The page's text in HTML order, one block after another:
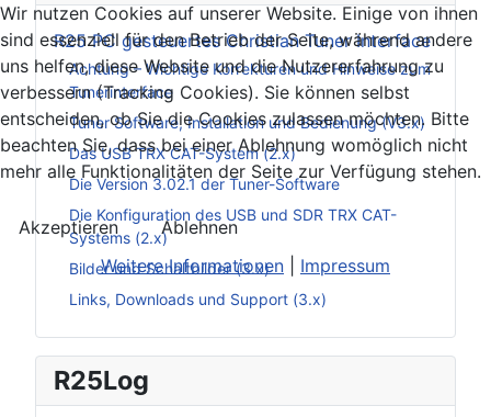
R25 PC gesteuertes Christian Tuner Interface
Achtung – Wichtige Korrekturen und Hinweise zum
Tunerinterface
Tuner Software, Installation und Bedienung (V3.x)
Das USB TRX CAT-System (2.x)
Die Version 3.02.1 der Tuner-Software
Die Konfiguration des USB und SDR TRX CAT-
Systems (2.x)
Bilder und Schaltbilder (3.x)
Links, Downloads und Support (3.x)
R25Log
Wir nutzen Cookies auf unserer Website. Einige von ihnen
sind essenziell für den Betrieb der Seite, während andere
uns helfen, diese Website und die Nutzererfahrung zu
verbessern (Tracking Cookies). Sie können selbst
entscheiden, ob Sie die Cookies zulassen möchten. Bitte
beachten Sie, dass bei einer Ablehnung womöglich nicht
mehr alle Funktionalitäten der Seite zur Verfügung stehen.
Akzeptieren
Ablehnen
Weitere Informationen
Impressum